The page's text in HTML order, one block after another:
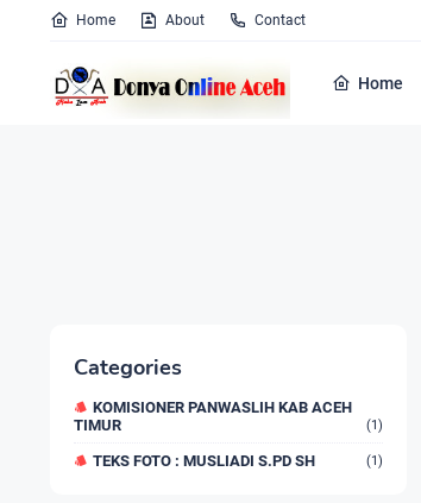
Home About Contact
Home
Categories
KOMISIONER PANWASLIH KAB ACEH
TIMUR
(1)
TEKS FOTO : MUSLIADI S.PD SH (1)